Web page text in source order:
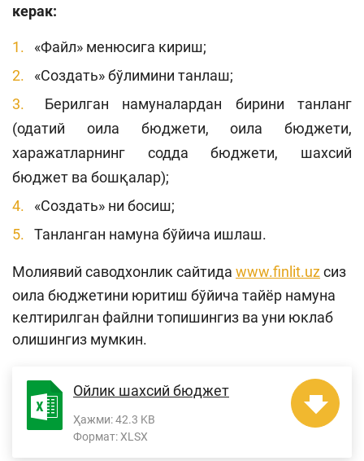
керак:
«Файл» менюсига кириш;
«Создать» бўлимини танлаш;
Берилган намуналардан бирини танланг
(одатий оила бюджети, оила бюджети,
харажатларнинг содда бюджети, шахсий
бюджет ва бошқалар);
«Создать» ни босиш;
Танланган намуна бўйича ишлаш.
Молиявий саводхонлик сайтида www.finlit.uzсиз
оила бюджетини юритиш бўйича тайёр намуна
келтирилган файлни топишингиз ва уни юклаб
олишингиз мумкин.
Ойлик шахсий бюджет
Ҳажми:42.3 KB
Формат:XLSX